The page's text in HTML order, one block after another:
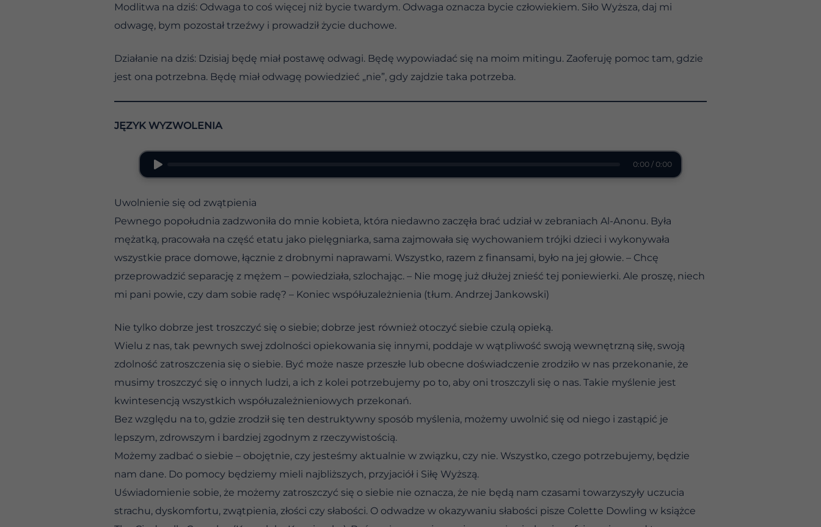
Modlitwa na dziś: Odwaga to coś więcej niż bycie twardym. Odwaga oznacza bycie człowiekiem. Siło Wyższa, daj mi
odwagę, bym pozostał trzeźwy i prowadził życie duchowe.
Działanie na dziś: Dzisiaj będę miał postawę odwagi. Będę wypowiadać się na moim mitingu. Zaoferuję pomoc tam, gdzie
jest ona potrzebna. Będę miał odwagę powiedzieć „nie”, gdy zajdzie taka potrzeba.
JĘZYK WYZWOLENIA
0:00 / 0:00
Uwolnienie się od zwątpienia
Pewnego popołudnia zadzwoniła do mnie kobieta, która niedawno zaczęła brać udział w zebraniach Al-Anonu. Była
mężatką, pracowała na część etatu jako pielęgniarka, sama zajmowała się wychowaniem trójki dzieci i wykonywała
wszystkie prace domowe, łącznie z drobnymi naprawami. Wszystko, razem z finansami, było na jej głowie. – Chcę
przeprowadzić separację z mężem – powiedziała, szlochając. – Nie mogę już dłużej znieść tej poniewierki. Ale proszę, niech
mi pani powie, czy dam sobie radę? – Koniec współuzależnienia (tłum. Andrzej Jankowski)
Nie tylko dobrze jest troszczyć się o siebie; dobrze jest również otoczyć siebie czulą opieką.
Wielu z nas, tak pewnych swej zdolności opiekowania się innymi, poddaje w wątpliwość swoją wewnętrzną siłę, swoją
zdolność zatroszczenia się o siebie. Być może nasze przeszłe lub obecne doświadczenie zrodziło w nas przekonanie, że
musimy troszczyć się o innych ludzi, a ich z kolei potrzebujemy po to, aby oni troszczyli się o nas. Takie myślenie jest
kwintesencją wszystkich współuzależnieniowych przekonań.
Bez względu na to, gdzie zrodził się ten destruktywny sposób myślenia, możemy uwolnić się od niego i zastąpić je
lepszym, zdrowszym i bardziej zgodnym z rzeczywistością.
Możemy zadbać o siebie – obojętnie, czy jesteśmy aktualnie w związku, czy nie. Wszystko, czego potrzebujemy, będzie
nam dane. Do pomocy będziemy mieli najbliższych, przyjaciół i Siłę Wyższą.
Uświadomienie sobie, że możemy zatroszczyć się o siebie nie oznacza, że nie będą nam czasami towarzyszyły uczucia
strachu, dyskomfortu, zwątpienia, złości czy słabości. O odwadze w okazywaniu słabości pisze Colette Dowling w książce